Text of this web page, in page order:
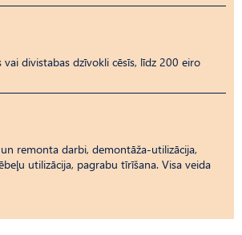
divistabas dzīvokli cēsīs, līdz 200 eiro
remonta darbi, demontāža-utilizācija,
utilizācija, pagrabu tīrīšana. Visa veida